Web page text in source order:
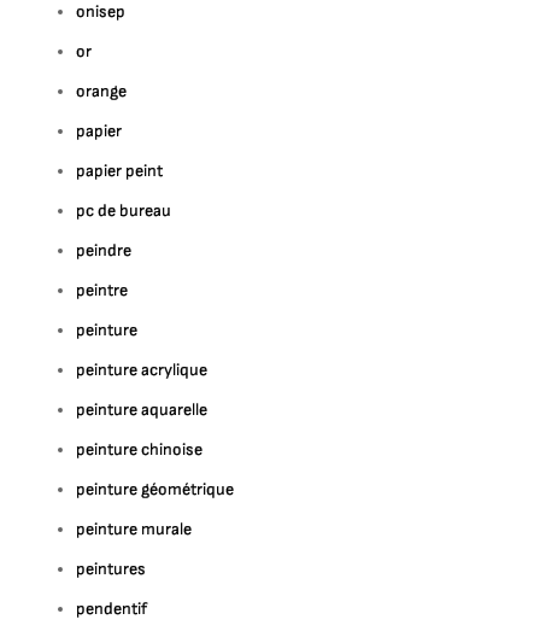
onisep
or
orange
papier
papier peint
pc de bureau
peindre
peintre
peinture
peinture acrylique
peinture aquarelle
peinture chinoise
peinture géométrique
peinture murale
peintures
pendentif